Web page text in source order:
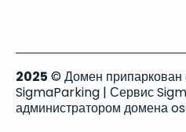
2025 © Домен
SigmaParking | Сервис
администратором домена